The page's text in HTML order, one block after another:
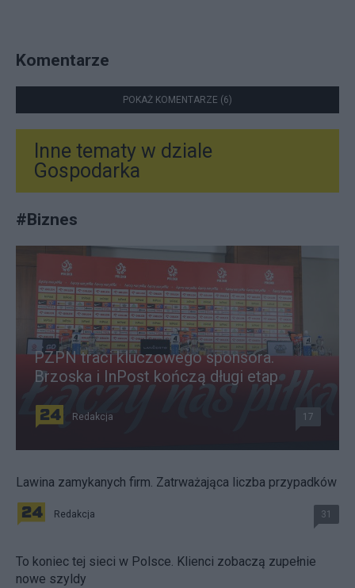
Komentarze
POKAŻ KOMENTARZE (6)
Inne tematy w dziale
Gospodarka
#Biznes
PZPN traci kluczowego sponsora.
Brzoska i InPost kończą długi etap
Redakcja 17
Lawina zamykanych firm. Zatrważająca liczba przypadków
Redakcja 31
To koniec tej sieci w Polsce. Klienci zobaczą zupełnie
nowe szyldy